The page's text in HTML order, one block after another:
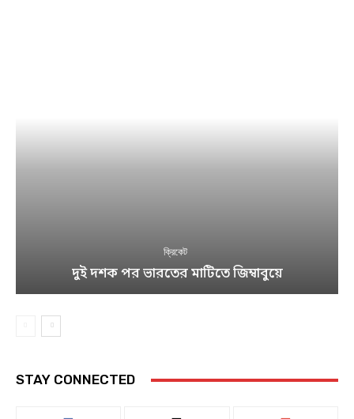
ক্রিকেট
দুই দশক পর ভারতের মাটিতে জিম্বাবুয়ে
STAY CONNECTED